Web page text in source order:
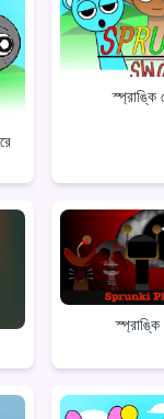
স্প্রাঙ্কি